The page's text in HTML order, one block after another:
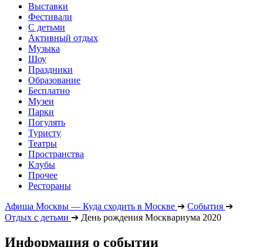
Выставки
Фестивали
С детьми
Активный отдых
Музыка
Шоу
Праздники
Образование
Бесплатно
Музеи
Парки
Погулять
Туристу
Театры
Пространства
Клубы
Прочее
Рестораны
Афиша Москвы — Куда сходить в Москве ➔ События ➔
Отдых с детьми ➔ День рождения Москвариума 2020
Информация о событии